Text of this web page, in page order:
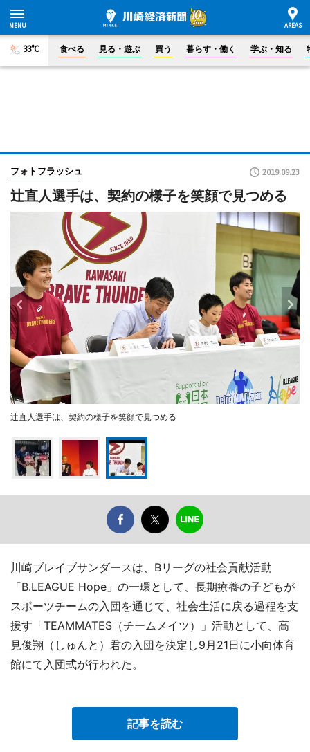
33°C 食べる 見る・遊ぶ 買う 暮らす・働く 学ぶ・知る
フォトフラッシュ 2019.09.23
辻直人選手は、契約の様子を笑顔で見つめる
辻直人選手は、契約の様子を笑顔で見つめる
川崎ブレイブサンダースは、Bリーグの社会貢献活動
「B.LEAGUE Hope」の一環として、長期療養の子どもが
スポーツチームの入団を通じて、社会生活に戻る過程を支
援す「TEAMMATES（チームメイツ）」活動として、高
見俊翔（しゅんと）君の入団を決定し9月21日に小向体育
館にて入団式が行われた。
記事を読む